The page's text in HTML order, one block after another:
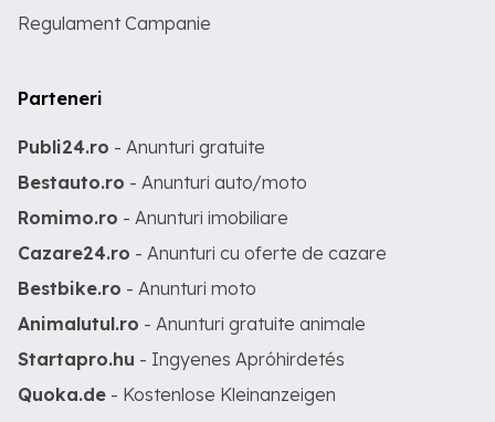
Regulament Campanie
Parteneri
Publi24.ro - Anunturi gratuite
Bestauto.ro - Anunturi auto/moto
Romimo.ro - Anunturi imobiliare
Cazare24.ro - Anunturi cu oferte de cazare
Bestbike.ro - Anunturi moto
Animalutul.ro - Anunturi gratuite animale
Startapro.hu - Ingyenes Apróhirdetés
Quoka.de - Kostenlose Kleinanzeigen